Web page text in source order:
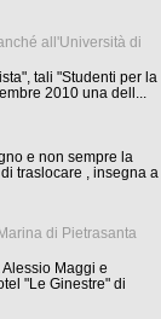
all'Università di
tali "Studenti per la
2010 una dell...
e non sempre la
traslocare , insegna a
di Pietrasanta
Maggi e
"Le Ginestre" di